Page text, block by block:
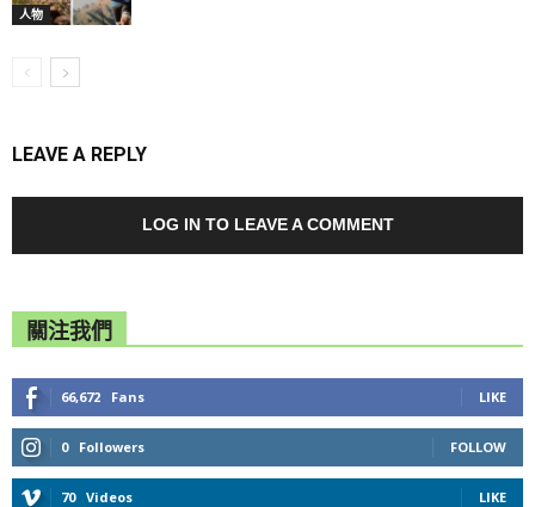
人物
LEAVE A REPLY
LOG IN TO LEAVE A COMMENT
關注我們
66,672 Fans LIKE
0 Followers FOLLOW
70 Videos LIKE